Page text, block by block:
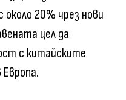
20% чрез нови
цел да
с китайските